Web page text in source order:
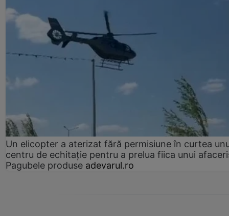
Un elicopter a aterizat fără permisiune în curtea
centru de echitație pentru a prelua fiica unui
Pagubele produse adevarul.ro